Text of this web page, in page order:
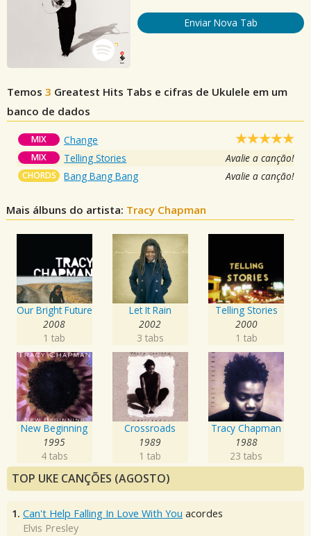
Enviar Nova Tab
Temos 3 Greatest Hits Tabs e cifras de Ukulele em um
banco de dados
MIX Change
MIX Telling Stories Avalie a canção!
CHORDS Bang Bang Bang Avalie a canção!
Mais álbuns do artista: Tracy Chapman
Our Bright Future
2008
1 tab
Let It Rain
2002
3 tabs
Telling Stories
2000
1 tab
New Beginning
1995
4 tabs
Crossroads
1989
1 tab
Tracy Chapman
1988
23 tabs
TOP UKE CANÇÕES (AGOSTO)
1. Can't Help Falling In Love With You acordes
Elvis Presley